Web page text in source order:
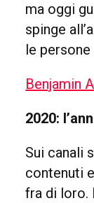
ma oggi
spinge
le persone
Benjamin
2020:
Sui canali
contenuti
fra di loro.